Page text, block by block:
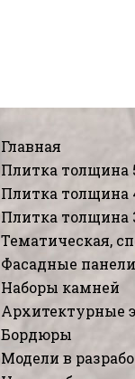
Главная
Плитка толщина
Плитка толщина
Плитка толщина
Тематическая,
Фасадные панели
Наборы камней
Архитектурные
Бордюры
Модели в